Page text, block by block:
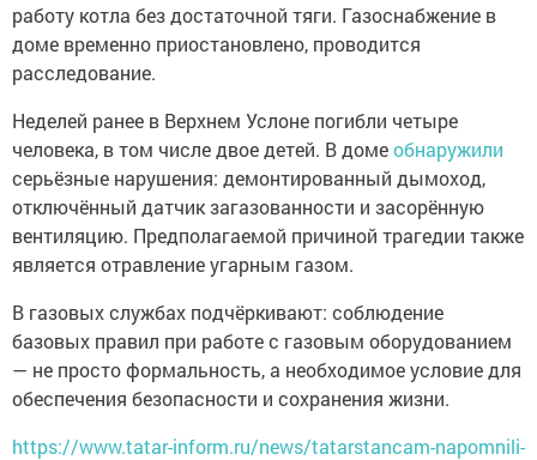
работу котла без достаточной тяги. Газоснабжение в
доме временно приостановлено, проводится
расследование.
Неделей ранее в Верхнем Услоне погибли четыре
человека, в том числе двое детей. В домеобнаружили
серьёзные нарушения: демонтированный дымоход,
отключённый датчик загазованности и засорённую
вентиляцию. Предполагаемой причиной трагедии также
является отравление угарным газом.
В газовых службах подчёркивают: соблюдение
базовых правил при работе с газовым оборудованием
— не просто формальность, а необходимое условие для
обеспечения безопасности и сохранения жизни.
https://www.tatar-inform.ru/news/tatarstancam-napomnili-